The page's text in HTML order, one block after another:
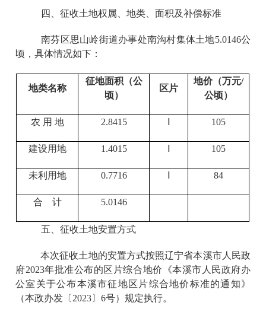
四、征收土地权属、地类、面积及补偿标准
南芬区思山岭街道办事处南沟村集体土地5.0146公
顷，具体情况如下：
地类名称
征地面积（公
顷）
区片
地价（万元/
公顷）
农 用 地 2.8415 105
建设用地 1.4015 105
未利用地 0.7716 84
合 计 5.0146
五、征收土地安置方式
本次征收土地的安置方式按照辽宁省本溪市人民政
府2023年批准公布的区片综合地价《本溪市人民政府办
公室关于公布本溪市征地区片综合地价标准的通知》
（本政办发〔2023〕6号）规定执行。